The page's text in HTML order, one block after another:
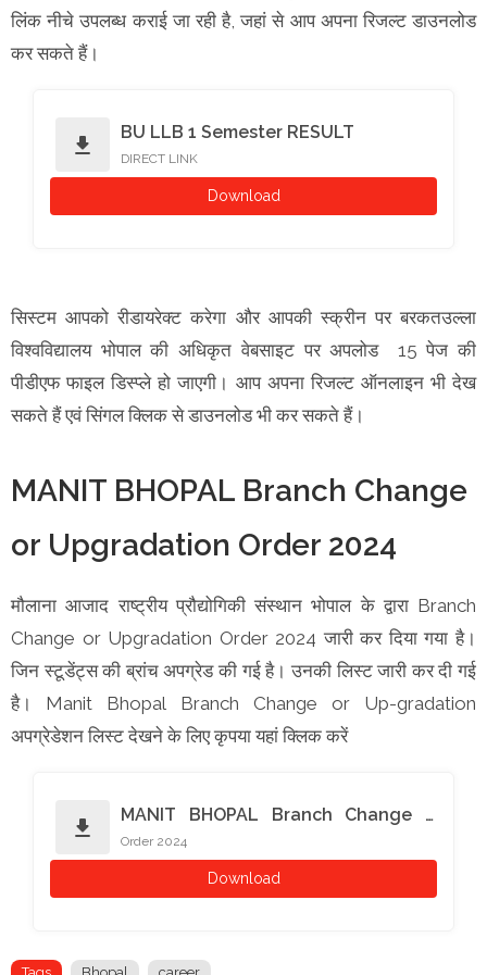
लिंक नीचे उपलब्ध कराई जा रही है, जहां से आप अपना रिजल्ट डाउनलोड
कर सकते हैं।
download
BU LLB 1 Semester RESULT
DIRECT LINK
Download
सिस्टम आपको रीडायरेक्ट करेगा और आपकी स्क्रीन पर बरकतउल्ला
विश्वविद्यालय भोपाल की अधिकृत वेबसाइट पर अपलोड 15 पेज की
पीडीएफ फाइल डिस्प्ले हो जाएगी। आप अपना रिजल्ट ऑनलाइन भी देख
सकते हैं एवं सिंगल क्लिक से डाउनलोड भी कर सकते हैं।
MANIT BHOPAL Branch Change
or Upgradation Order 2024
मौलाना आजाद राष्ट्रीय प्रौद्योगिकी संस्थान भोपाल के द्वारा Branch
Change or Upgradation Order 2024 जारी कर दिया गया है।
जिन स्टूडेंट्स की ब्रांच अपग्रेड की गई है। उनकी लिस्ट जारी कर दी गई
है। Manit Bhopal Branch Change or Up-gradation
अपग्रेडेशन लिस्ट देखने के लिए कृपया यहां क्लिक करें
download
MANIT BHOPAL Branch Change or
Upgradation
Order 2024
Download